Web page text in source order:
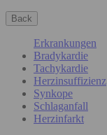
Back
Erkrankungen
Bradykardie
Tachykardie
Herzinsuffizienz
Synkope
Schlaganfall
Herzinfarkt